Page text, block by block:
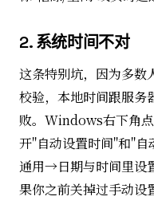
2. 系统时间不对
这条特别坑，因为多数
校验，本地时间跟服务
败。Windows右下角
开"自动设置时间"和"
通用→日期与时间里设
果你之前关掉过手动设